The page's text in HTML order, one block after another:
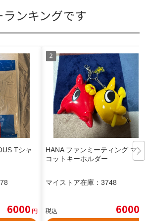
ンキングです
Tシャ
6000円
HANA ファンミーティング マス
コットキーホルダー
マイストア在庫： 3748
税込 6000